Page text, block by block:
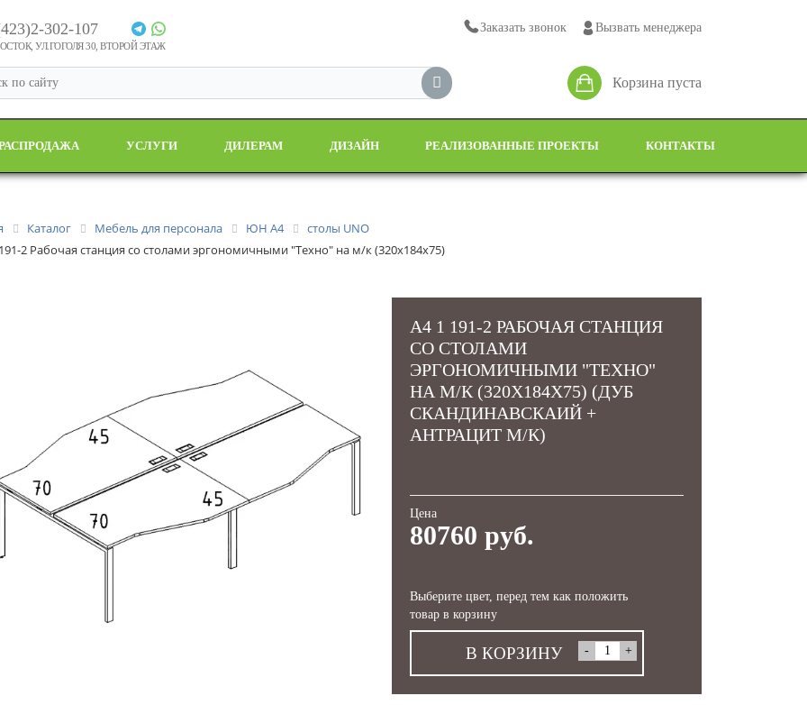
302-107
УЛ.ГОГОЛЯ 30, ВТОРОЙ ЭТАЖ
Заказать звонок Вызвать менеджера
Корзина пуста
УСЛУГИ ДИЛЕРАМ ДИЗАЙН РЕАЛИЗОВАННЫЕ ПРОЕКТЫ КОНТАКТЫ
Каталог Мебель для персонала ЮН А4
столы UNO
2 Рабочая станция со столами эргономичными "Техно" на м/к (320x184x75)
А4 1 191-2 РАБОЧАЯ СТАНЦИЯ
СО СТОЛАМИ
ЭРГОНОМИЧНЫМИ "ТЕХНО"
НА М/К (320X184X75) (ДУБ
СКАНДИНАВСКАИЙ +
АНТРАЦИТ М/К)
Цена
80760 руб.
Выберите цвет, перед тем как положить
товар в корзину
В КОРЗИНУ